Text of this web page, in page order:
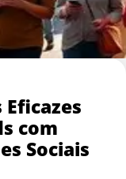
com
Sociais